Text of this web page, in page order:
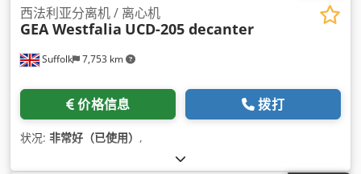
Suffolk 7,753 km
西法利亚分离机 / 离心机
GEA Westfalia UCD-205 decanter
价格信息 拨打
状况: 非常好（已使用） ,